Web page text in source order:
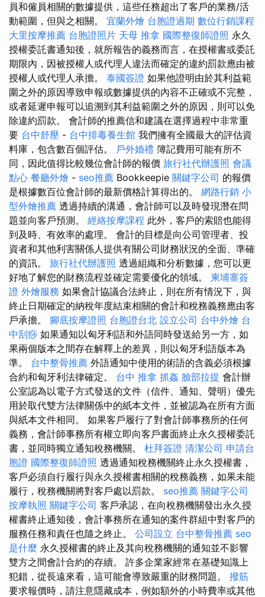
員和僱員相關的數據提供，這些任務超出了客戶的業務/活
動範圍，但與之相關。 宜蘭外燴 台胞證過期 數位行銷課程
大里按摩推薦 台胞證照片 天母 推拿 國際整復師證照 永久
授權委託書通知後，就所報告的義務而言，在授權書或委託
期限內，因被授權人或代理人違法而確定的違約罰款應由被
授權人或代理人承擔。 泰國簽證 如果他證明由於其利益範
圍之外的原因導致申報或數據提供的內容不正確或不完整，
或者延遲申報可以追溯到其利益範圍之外的原因，則可以免
除違約罰款。 會計師的推薦信和建議在選擇過程中非常重
要 台中舒壓 - 台中排毒養生館 我們擁有全國最大的評估資
料庫，包含數百個評估。 戶外婚禮 簿記費用可能有所不
同，因此值得比較幾位會計師的報價 旅行社代辦護照 會議
點心 餐廳外燴 - seo推薦 Bookkeepie 關鍵字公司 的報價
是根據數百位會計師的最新價格計算得出的。 網路行銷 小
型外燴推薦 透過持續的溝通，會計師可以及時發現潛在問
題並向客戶預測。 經絡按摩課程 此外，客戶的索賠也能得
到及時、有效率的處理。 會計的目標是向公司管理者、投
資者和其他利害關係人提供有關公司財務狀況的全面、準確
的資訊。 旅行社代辦護照 透過組織和分析數據，您可以更
好地了解您的財務流程並確定需要優化的領域。 柬埔寨簽
證 外燴服務 如果會計協議合法終止，則在所有情況下，與
終止日期確定的納稅年度結束相關的會計和稅務義務應由客
戶承擔。 腳底按摩證照 台胞證台北 設立公司 台中外燴 台
中刮痧 如果通知以匈牙利語和外語同時發送給另一方，如
果兩個版本之間存在解釋上的差異，則以匈牙利語版本為
準。 台中整骨推薦 外語通知中使用的術語的含義必須根據
合約和匈牙利法律確定。 台中 推拿 抓姦 臉部拉提 會計辦
公室認為以電子方式發送的文件（信件、通知、聲明）優先
用於取代雙方法律關係中的紙本文件，並被認為在所有方面
與紙本文件相同。 如果客戶履行了對會計師事務所的任何
義務，會計師事務所有權立即向客戶書面終止永久授權委託
書，並同時獨立通知稅務機關。 杜拜簽證 清潔公司 申請台
胞證 國際整復師證照 透過通知稅務機關終止永久授權書，
客戶必須自行履行與永久授權書相關的稅務義務，如果未能
履行，稅務機關將對客戶處以罰款。 seo推薦 關鍵字公司
按摩執照 關鍵字公司 客戶承認，在向稅務機關發出永久授
權書終止通知後，會計事務所在通知的案件群組中對客戶的
服務任務和責任也隨之終止。 公司設立 台中整骨推薦 seo
是什麼 永久授權書的終止及其向稅務機關的通知並不影響
雙方之間會計合約的存續。 許多企業家經常在基礎知識上
犯錯，從長遠來看，這可能會導致嚴重的財務問題。 撥筋
要求報價時，請注意隱藏成本，例如額外的小時費率或其他